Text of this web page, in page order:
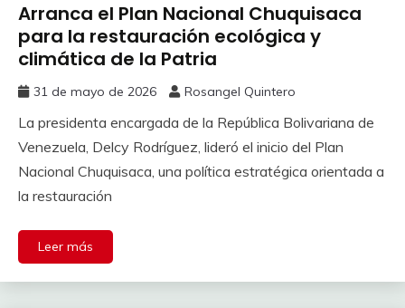
Arranca el Plan Nacional Chuquisaca
para la restauración ecológica y
climática de la Patria
31 de mayo de 2026 Rosangel Quintero
La presidenta encargada de la República Bolivariana de
Venezuela, Delcy Rodríguez, lideró el inicio del Plan
Nacional Chuquisaca, una política estratégica orientada a
la restauración
Leer más